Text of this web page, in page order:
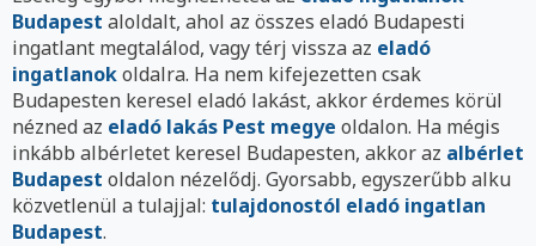
Budapest aloldalt, ahol az összes eladó Budapesti
ingatlant megtalálod, vagy térj vissza az eladó
ingatlanokoldalra. Ha nem kifejezetten csak
Budapesten keresel eladó lakást, akkor érdemes körül
nézned az eladó lakás Pest megye oldalon. Ha mégis
inkább albérletet keresel Budapesten, akkor az albérlet
Budapest oldalon nézelődj. Gyorsabb, egyszerűbb alku
közvetlenül a tulajjal: tulajdonostól eladó ingatlan
Budapest.